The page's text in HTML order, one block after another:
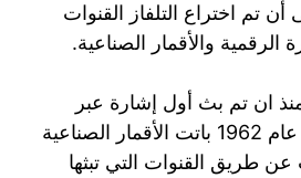
أن تم اختراع التلفاز القنوات
الرقمية والأقمار الصناعية.
ان تم بث أول إشارة عبر
الأقمار الصناعية منذ عام 1962 باتت الأقمار الصناعية
طريق القنوات التي تبثها